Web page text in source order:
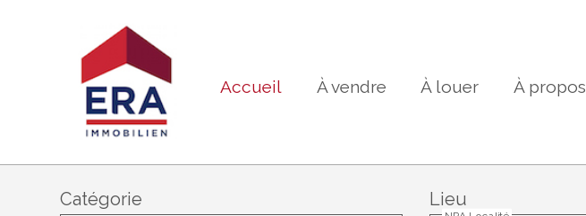
Accueil À vendre À louer À propos
Catégorie Lieu